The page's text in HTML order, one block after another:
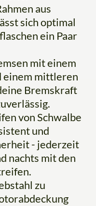
aus
sich optimal
ein Paar
mit einem
einem mittleren
Bremskraft
von Schwalbe
und
- jederzeit
nachts mit den
zu